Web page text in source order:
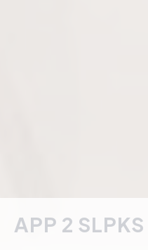
APP 2 SLPKS